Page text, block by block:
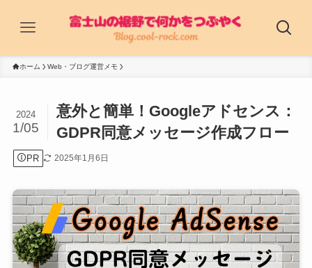
ホーム Web・ブログ運営メモ
意外と簡単！Googleアドセンス：
GDPR同意メッセージ作成フロー
2024
1/05
PR 2025年1月6日